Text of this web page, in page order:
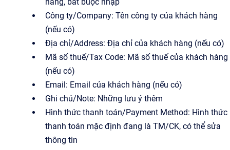
Công ty/Company: Tên công ty của khách hàng
(nếu có)
Địa chỉ/Address: Địa chỉ của khách hàng (nếu có)
Mã số thuế/Tax Code: Mã số thuế của khách hàng
(nếu có)
Email: Email của khách hàng (nếu có)
Ghi chú/Note: Những lưu ý thêm
Hình thức thanh toán/Payment Method: Hình thức
thanh toán mặc định đang là TM/CK, có thể sửa
thông tin